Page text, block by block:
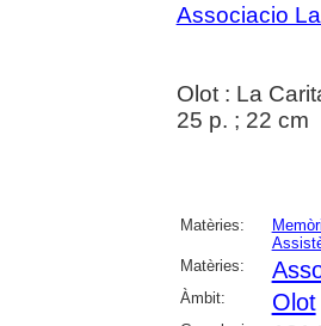
Associacio
Olot : La
25 p. ; 22 cm
Matèries:
Matèries:
Àmbit: Olot